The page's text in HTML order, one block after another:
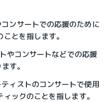
ンサートでの応援のために
とを指します。
やコンサートなどでの応援
す。
ィストのコンサートで使用
ックのことを指します。